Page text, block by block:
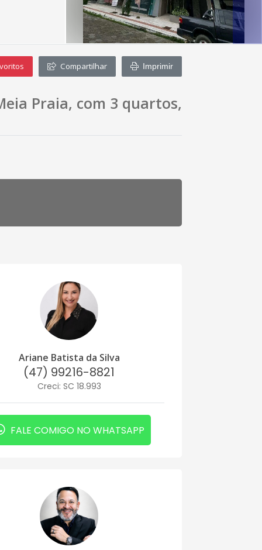
Compartilhar Imprimir
Praia, com 3 quartos,
Ariane Batista da Silva
(47) 99216-8821
Creci: SC 18.993
FALE COMIGO NO WHATSAPP